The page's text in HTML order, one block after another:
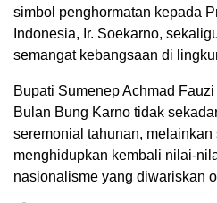
simbol penghormatan kepada
Indonesia, Ir. Soekarno,
semangat kebangsaan di
Bupati Sumenep Achmad
Bulan Bung Karno tidak
seremonial tahunan, melainkan
menghidupkan kembali nilai-
nasionalisme yang diwariskan